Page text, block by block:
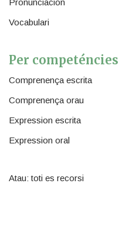
Pronunciacion
Vocabulari
Per competéncies
Comprenença escrita
Comprenença orau
Expression escrita
Expression oral
Atau: toti es recorsi